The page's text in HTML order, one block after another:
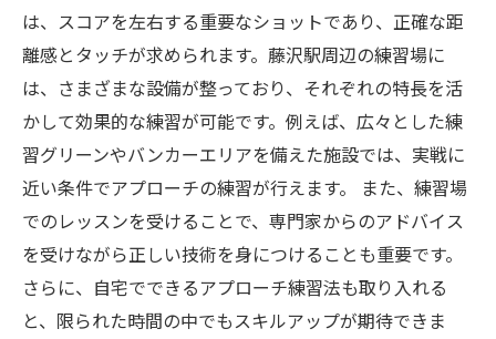
は、スコアを左右する重要なショットであり、正確な距
離感とタッチが求められます。藤沢駅周辺の練習場に
は、さまざまな設備が整っており、それぞれの特長を活
かして効果的な練習が可能です。例えば、広々とした練
習グリーンやバンカーエリアを備えた施設では、実戦に
近い条件でアプローチの練習が行えます。 また、練習場
でのレッスンを受けることで、専門家からのアドバイス
を受けながら正しい技術を身につけることも重要です。
さらに、自宅でできるアプローチ練習法も取り入れる
と、限られた時間の中でもスキルアップが期待できま